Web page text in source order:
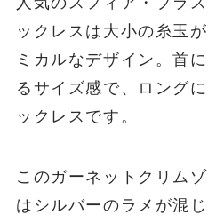
ックレスは大小の糸玉
ミカルなデザイン。首
るサイズ感で、ロング
ックレスです。
このガーネットクリム
はシルバーのラメが混